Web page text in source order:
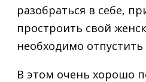
разобраться в себе,
простроить свой
необходимо отпустить
В этом очень хорошо